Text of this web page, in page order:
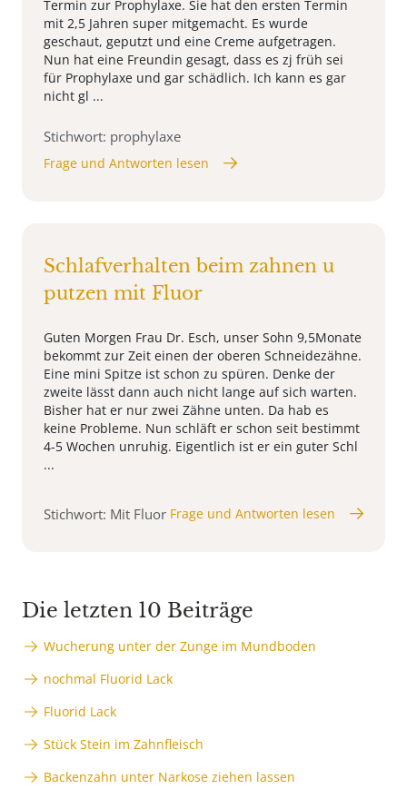
Termin zur Prophylaxe. Sie hat den ersten Termin
mit 2,5 Jahren super mitgemacht. Es wurde
geschaut, geputzt und eine Creme aufgetragen.
Nun hat eine Freundin gesagt, dass es zj früh sei
für Prophylaxe und gar schädlich. Ich kann es gar
nicht gl ...
Stichwort: prophylaxe
Frage und Antworten lesen
Schlafverhalten beim zahnen u
putzen mit Fluor
Guten Morgen Frau Dr. Esch, unser Sohn 9,5Monate
bekommt zur Zeit einen der oberen Schneidezähne.
Eine mini Spitze ist schon zu spüren. Denke der
zweite lässt dann auch nicht lange auf sich warten.
Bisher hat er nur zwei Zähne unten. Da hab es
keine Probleme. Nun schläft er schon seit bestimmt
4-5 Wochen unruhig. Eigentlich ist er ein guter Schl
...
Stichwort: Mit Fluor Frage und Antworten lesen
Die letzten 10 Beiträge
Wucherung unter der Zunge im Mundboden
nochmal Fluorid Lack
Fluorid Lack
Stück Stein im Zahnfleisch
Backenzahn unter Narkose ziehen lassen